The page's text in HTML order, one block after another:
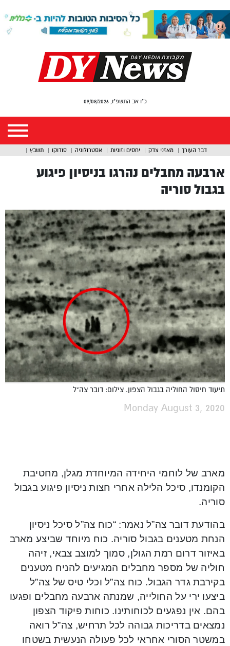
כ"ו אב התשפ"ו, 09/08/2026
דבר העורך מאזני צדק יחסים וזוגיות אסטרולוגיה סודוקו תשבץ
ארבעה מחבלים נהרגו בניסיון פיגוע
בגבול סוריה
תיעוד חיסול החוליה בגבול הצפון. צילום: דובר צה"ל
Monday August 3, 2020
מארב של לוחמי היחידה המיוחדת מגלן, מחטיבת
הקומנדו, סיכל הלילה אחרי חצות ניסיון פיגוע בגבול
סוריה.
בהודעת דובר צה”ל נאמר: “כוח צה”ל סיכל ניסיון
הנחת מטענים בגבול סוריה. כוח מיוחד שביצע מארב
באיזור דרום רמת הגולן, סמוך למוצב צבאי, זיהה
חוליה של מספר מחבלים המגיעים להניח מטענים
בקירבת גדר הגבול. כוח צה”ל וכלי טיס של צה”ל
ביצעו ירי על החולייה, שמנתה ארבעה מחבלים ופגעו
בהם. אין נפגעים לכוחותינו. כוחות פיקוד הצפון
נמצאים בדריכות גבוהה לכל תרחיש, צה”ל רואה
במשטר הסורי אחראי לכל פעולה הנעשית בשטחו